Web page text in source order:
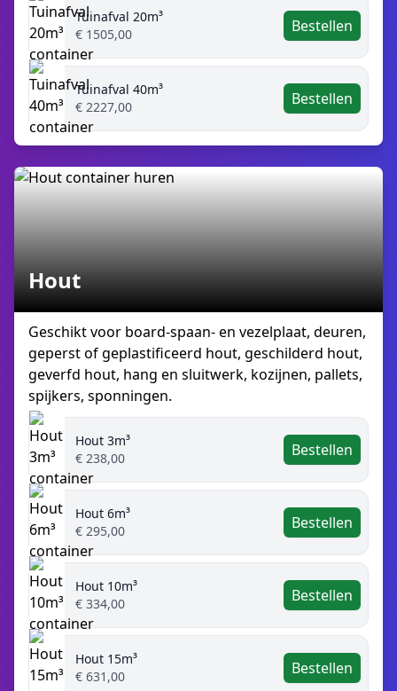
Tuinafval 20m³
€ 1505,00
Bestellen
Tuinafval 40m³
€ 2227,00
Bestellen
Hout
Geschikt voor board-spaan- en vezelplaat, deuren,
geperst of geplastificeerd hout, geschilderd hout,
geverfd hout, hang en sluitwerk, kozijnen, pallets,
spijkers, sponningen.
Hout 3m³
€ 238,00
Bestellen
Hout 6m³
€ 295,00
Bestellen
Hout 10m³
€ 334,00
Bestellen
Hout 15m³
€ 631,00
Bestellen